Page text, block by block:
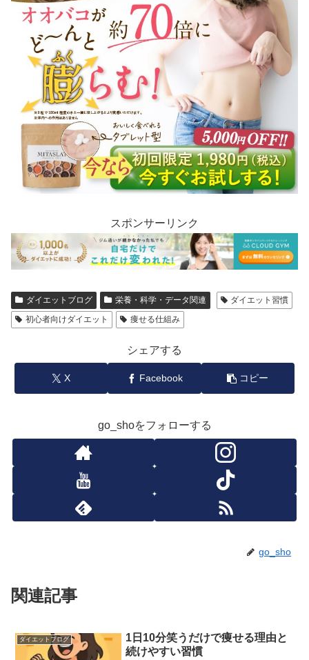
スポンサーリンク
ダイエットブログ 栄養・科学・データ関連
ダイエット習慣
初心者向けダイエット
痩せる仕組み
シェアする
X Facebook コピー
go_shoをフォローする
go_sho
関連記事
ダイエットブログ
1日10分笑うだけで痩せる理由と
続けやすい習慣